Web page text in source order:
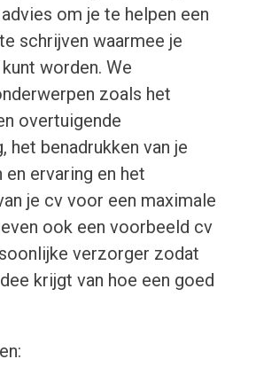
om je te helpen een
schrijven waarmee je
worden. We
zoals het
overtuigende
het benadrukken van je
en ervaring en het
je cv voor een maximale
ook een voorbeeld cv
verzorger zodat
krijgt van hoe een goed